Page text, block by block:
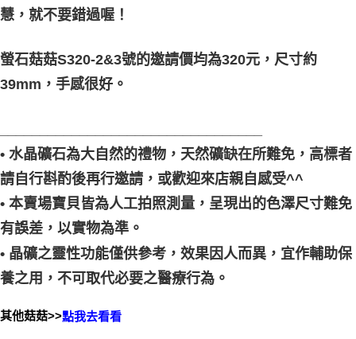
慧，就不要錯過喔！
螢石菇菇S320-2&3號的邀請價均為320元，尺寸約
39mm，手感很好。
• 水晶礦石為大自然的禮物，天然礦缺在所難免，高標者
請自行斟酌後再行邀請，或歡迎來店親自感受^^
• 本賣場寶貝皆為人工拍照測量，呈現出的色澤尺寸難免
有誤差，以實物為準。
• 晶礦之靈性功能僅供參考，效果因人而異，宜作輔助保
養之用，不可取代必要之醫療行為。
其他菇菇>>點我去看看